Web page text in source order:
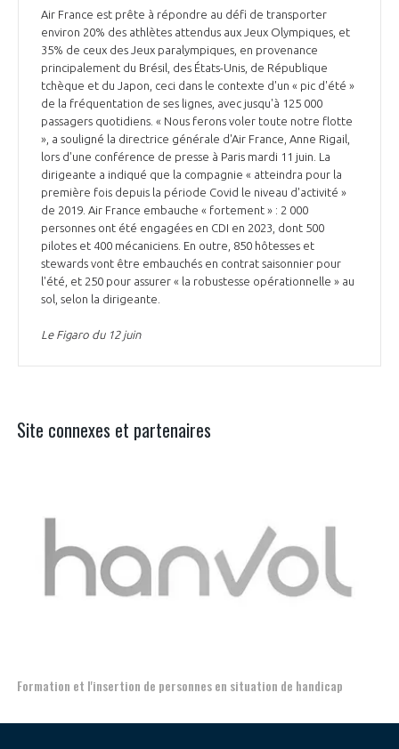
Air France est prête à répondre au défi de transporter
environ 20% des athlètes attendus aux Jeux Olympiques, et
35% de ceux des Jeux paralympiques, en provenance
principalement du Brésil, des États-Unis, de République
tchèque et du Japon, ceci dans le contexte d'un « pic d'été »
de la fréquentation de ses lignes, avec jusqu'à 125 000
passagers quotidiens. « Nous ferons voler toute notre flotte
», a souligné la directrice générale d'Air France, Anne Rigail,
lors d'une conférence de presse à Paris mardi 11 juin. La
dirigeante a indiqué que la compagnie « atteindra pour la
première fois depuis la période Covid le niveau d'activité »
de 2019. Air France embauche « fortement » : 2 000
personnes ont été engagées en CDI en 2023, dont 500
pilotes et 400 mécaniciens. En outre, 850 hôtesses et
stewards vont être embauchés en contrat saisonnier pour
l'été, et 250 pour assurer « la robustesse opérationnelle » au
sol, selon la dirigeante.
Le Figaro du 12 juin
Site connexes et partenaires
Formation et l'insertion de personnes en situation de handicap